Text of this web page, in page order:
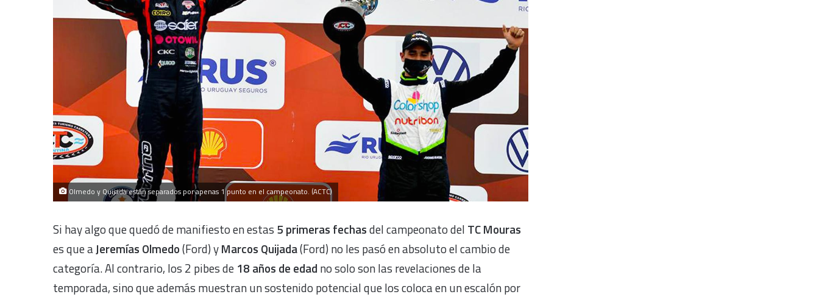
Olmedo y Quijada están separados por apenas 1 punto en el campeonato. (ACTC)
Si hay algo que quedó de manifiesto en estas 5 primeras fechasdel campeonato del TC Mouras
es que aJeremías Olmedo(Ford) yMarcos Quijada(Ford) no les pasó en absoluto el cambio de
categoría. Al contrario, los 2 pibes de 18 años de edad no solo son las revelaciones de la
temporada, sino que además muestran un sostenido potencial que los coloca en un escalón por